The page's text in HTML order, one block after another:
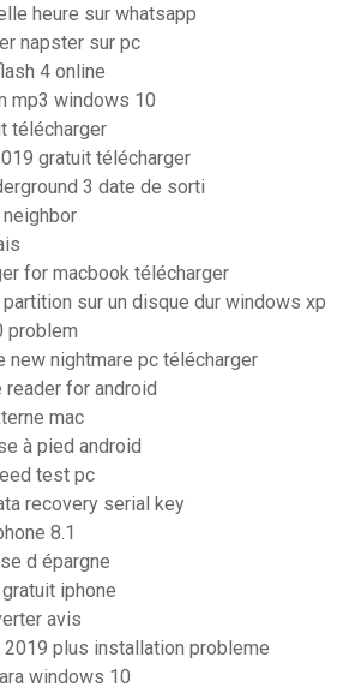
heure sur whatsapp
napster sur pc
4 online
mp3 windows 10
télécharger
gratuit télécharger
3 date de sorti
for macbook télécharger
sur un disque dur windows xp
problem
new nightmare pc télécharger
reader for android
mac
à pied android
test pc
recovery serial key
8.1
d épargne
iphone
avis
plus installation probleme
windows 10